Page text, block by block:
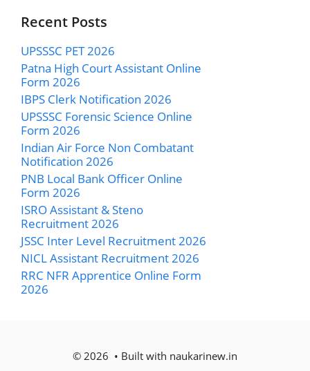
Recent Posts
UPSSSC PET 2026
Patna High Court Assistant Online
Form 2026
IBPS Clerk Notification 2026
UPSSSC Forensic Science Online
Form 2026
Indian Air Force Non Combatant
Notification 2026
PNB Local Bank Officer Online
Form 2026
ISRO Assistant & Steno
Recruitment 2026
JSSC Inter Level Recruitment 2026
NICL Assistant Recruitment 2026
RRC NFR Apprentice Online Form
2026
© 2026 • Built with naukarinew.in